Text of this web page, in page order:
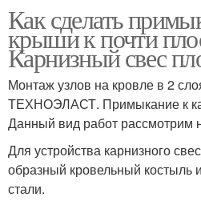
Как сделать
крыши к почти
Карнизный свес
Монтаж узлов на кровле в 2
ТЕХНОЭЛАСТ. Примыкание к
Данный вид работ рассмотрим
Для устройства карнизного
образный кровельный костыль
стали.